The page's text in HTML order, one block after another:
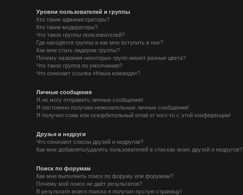
Уровни пользователей и группы
Кто такие администраторы?
Кто такие модераторы?
Что такое группы пользователей?
Где находятся группы и как мне вступить в них?
Как мне стать лидером группы?
Почему названия некоторых групп имеют разные цвета?
Что такое группа по умолчанию?
Что означает ссылка «Наша команда»?
Личные сообщения
Я не могу отправить личные сообщения!
Я постоянно получаю нежелательные личные сообщения!
Я получил спам или оскорбительный email от кого-то с этой конференции!
Друзья и недруги
Что означают списки друзей и недругов?
Как мне добавлять/удалять пользователей в списках моих друзей и недругов?
Поиск по форумам
Как мне выполнить поиск по форуму или форумам?
Почему мой поиск не даёт результатов?
В результате моего поиска я получил пустую страницу!